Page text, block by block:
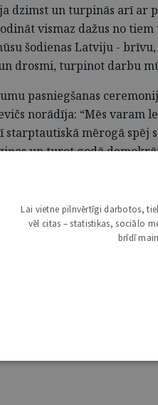
dzimst un turpinās arī ar
vismaz dažus no
šodienas Latviju -
drosmi, turpinot darbu
pasniegšanas
norādīja: “Mēs varam
starptautiskā mērogā spēj
un turot godā
par paveikto, jo
un drošāku. Arī turpmāk
darbā, mūsu valsti
pieejama
Lai vietne pilnvērtīgi darbotos,
vēl citas – statistikas, sociālo
brīdī